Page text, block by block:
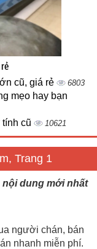
cũ, giá rẻ 6803
mẹo hay bạn
cũ 10621
Trang 1
nội dung mới nhất
người chán, bán
nhanh miễn phí.